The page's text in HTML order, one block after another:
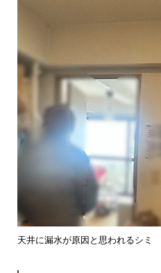
天井に漏水が原因と思われるシミ